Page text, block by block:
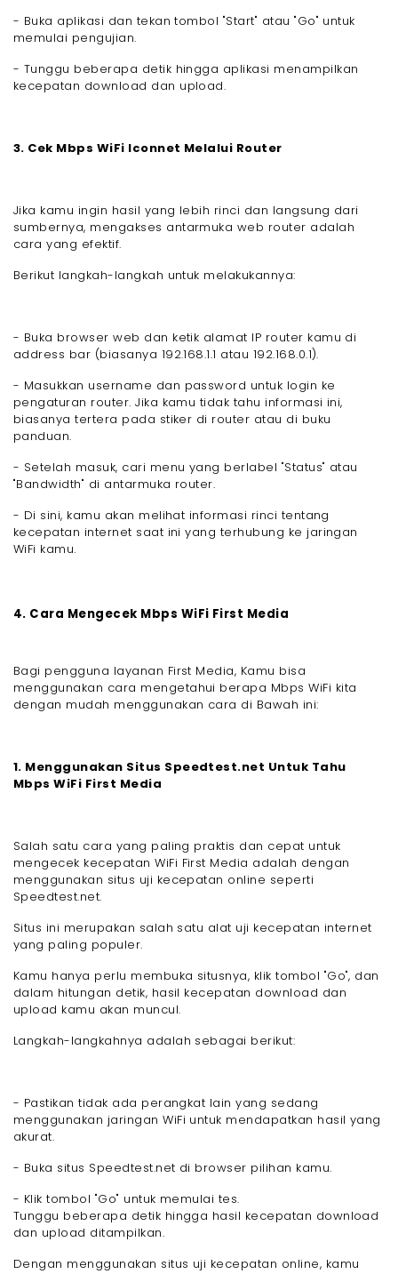
- Buka aplikasi dan tekan tombol "Start" atau "Go" untuk
memulai pengujian.
- Tunggu beberapa detik hingga aplikasi menampilkan
kecepatan download dan upload.
3. Cek Mbps WiFi Iconnet Melalui Router
Jika kamu ingin hasil yang lebih rinci dan langsung dari
sumbernya, mengakses antarmuka web router adalah
cara yang efektif.
Berikut langkah-langkah untuk melakukannya:
- Buka browser web dan ketik alamat IP router kamu di
address bar (biasanya 192.168.1.1 atau 192.168.0.1).
- Masukkan username dan password untuk login ke
pengaturan router. Jika kamu tidak tahu informasi ini,
biasanya tertera pada stiker di router atau di buku
panduan.
- Setelah masuk, cari menu yang berlabel "Status" atau
"Bandwidth" di antarmuka router.
- Di sini, kamu akan melihat informasi rinci tentang
kecepatan internet saat ini yang terhubung ke jaringan
WiFi kamu.
4. Cara Mengecek Mbps WiFi First Media
Bagi pengguna layanan First Media, Kamu bisa
menggunakan cara mengetahui berapa Mbps WiFi kita
dengan mudah menggunakan cara di Bawah ini:
1. Menggunakan Situs Speedtest.net Untuk Tahu
Mbps WiFi First Media
Salah satu cara yang paling praktis dan cepat untuk
mengecek kecepatan WiFi First Media adalah dengan
menggunakan situs uji kecepatan online seperti
Speedtest.net.
Situs ini merupakan salah satu alat uji kecepatan internet
yang paling populer.
Kamu hanya perlu membuka situsnya, klik tombol "Go", dan
dalam hitungan detik, hasil kecepatan download dan
upload kamu akan muncul.
Langkah-langkahnya adalah sebagai berikut:
- Pastikan tidak ada perangkat lain yang sedang
menggunakan jaringan WiFi untuk mendapatkan hasil yang
akurat.
- Buka situs Speedtest.net di browser pilihan kamu.
- Klik tombol "Go" untuk memulai tes.
Tunggu beberapa detik hingga hasil kecepatan download
dan upload ditampilkan.
Dengan menggunakan situs uji kecepatan online, kamu